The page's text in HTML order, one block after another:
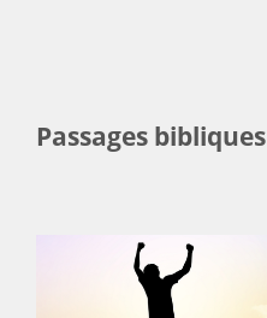
Passages bibliques